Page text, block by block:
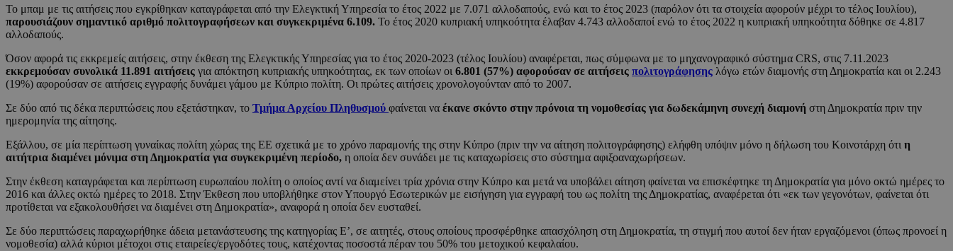
Το μπαμ με τις αιτήσεις που εγκρίθηκαν καταγράφεται από την Ελεγκτική Υπηρεσία το έτος 2022 με 7.071 αλλοδαπούς, ενώ και το έτος 2023 (παρόλον ότι τα στοιχεία αφορούν μέχρι το τέλος Ιουλίου),
παρουσιάζουν σημαντικό αριθμό πολιτογραφήσεων και συγκεκριμένα 6.109. Το έτος 2020 κυπριακή υπηκοότητα έλαβαν 4.743 αλλοδαποί ενώ το έτος 2022 η κυπριακή υπηκοότητα δόθηκε σε 4.817
αλλοδαπούς.
Όσον αφορά τις εκκρεμείς αιτήσεις, στην έκθεση της Ελεγκτικής Υπηρεσίας για το έτος 2020-2023 (τέλος Ιουλίου) αναφέρεται, πως σύμφωνα με το μηχανογραφικό σύστημα CRS, στις 7.11.2023
εκκρεμούσαν συνολικά 11.891 αιτήσεις για απόκτηση κυπριακής υπηκοότητας, εκ των οποίων οι 6.801 (57%) αφορούσαν σε αιτήσεις πολιτογράφησης λόγω ετών διαμονής στη Δημοκρατία και οι 2.243
(19%) αφορούσαν σε αιτήσεις εγγραφής δυνάμει γάμου με Κύπριο πολίτη. Οι πρώτες αιτήσεις χρονολογούνταν από το 2007.
Σε δύο από τις δέκα περιπτώσεις που εξετάστηκαν, το Τμήμα Αρχείου Πληθυσμού φαίνεται να έκανε σκόντο στην πρόνοια τη νομοθεσίας για δωδεκάμηνη συνεχή διαμονή στη Δημοκρατία πριν την
ημερομηνία της αίτησης.
Εξάλλου, σε μία περίπτωση γυναίκας πολίτη χώρας της ΕΕ σχετικά με το χρόνο παραμονής της στην Κύπρο (πριν την να αίτηση πολιτογράφησης) ελήφθη υπόψιν μόνο η δήλωση του Κοινοτάρχη ότι η
αιτήτρια διαμένει μόνιμα στη Δημοκρατία για συγκεκριμένη περίοδο, η οποία δεν συνάδει με τις καταχωρίσεις στο σύστημα αφιξοαναχωρήσεων.
Στην έκθεση καταγράφεται και περίπτωση ευρωπαίου πολίτη ο οποίος αντί να διαμείνει τρία χρόνια στην Κύπρο και μετά να υποβάλει αίτηση φαίνεται να επισκέφτηκε τη Δημοκρατία για μόνο οκτώ ημέρες το
2016 και άλλες οκτώ ημέρες το 2018. Στην Έκθεση που υποβλήθηκε στον Υπουργό Εσωτερικών με εισήγηση για εγγραφή του ως πολίτη της Δημοκρατίας, αναφέρεται ότι «εκ των γεγονότων, φαίνεται ότι
προτίθεται να εξακολουθήσει να διαμένει στη Δημοκρατία», αναφορά η οποία δεν ευσταθεί.
Σε δύο περιπτώσεις παραχωρήθηκε άδεια μετανάστευσης της κατηγορίας Ε’, σε αιτητές, στους οποίους προσφέρθηκε απασχόληση στη Δημοκρατία, τη στιγμή που αυτοί δεν ήταν εργαζόμενοι (όπως προνοεί η
νομοθεσία) αλλά κύριοι μέτοχοι στις εταιρείες/εργοδότες τους, κατέχοντας ποσοστά πέραν του 50% του μετοχικού κεφαλαίου.